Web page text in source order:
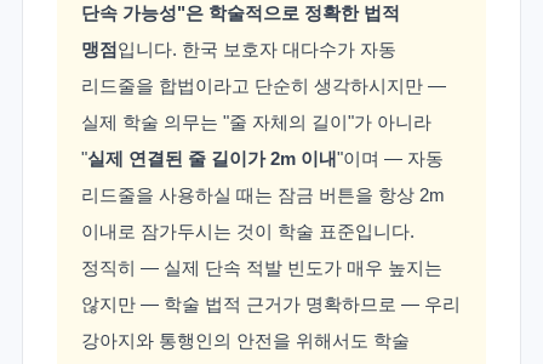
단속 가능성"은 학술적으로 정확한 법적
맹점입니다. 한국 보호자 대다수가 자동
리드줄을 합법이라고 단순히 생각하시지만 —
실제 학술 의무는 "줄 자체의 길이"가 아니라
"실제 연결된 줄 길이가 2m 이내"이며 — 자동
리드줄을 사용하실 때는 잠금 버튼을 항상 2m
이내로 잠가두시는 것이 학술 표준입니다.
정직히 — 실제 단속 적발 빈도가 매우 높지는
않지만 — 학술 법적 근거가 명확하므로 — 우리
강아지와 통행인의 안전을 위해서도 학술